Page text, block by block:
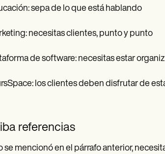
sepa de lo que está hablando
necesitas clientes, punto y punto
de software: necesitas estar
los clientes deben disfrutar de
referencias
se mencionó en el párrafo anterior,